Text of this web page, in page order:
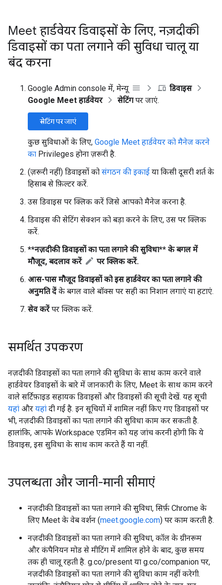
Meet हार्डवेयर डिवाइसों के लिए, नज़दीकी
डिवाइसों का पता लगाने की सुविधा चालू या
बंद करना
Google Admin console में, मेन्यू
डिवाइस
Google Meet हार्डवेयर
सेटिंगपर जाएं.
सेटिंग पर जाएं
कुछ सुविधाओं के लिए, Google Meet हार्डवेयर को मैनेज करने
का Privileges होना ज़रूरी है.
(ज़रूरी नहीं) डिवाइसों को संगठन की इकाई या किसी दूसरी शर्त के
हिसाब से फ़िल्टर करें.
उस डिवाइस पर क्लिक करें जिसे आपको मैनेज करना है.
डिवाइस की सेटिंग सेक्शन को बड़ा करने के लिए, उस पर क्लिक
करें.
**नज़दीकी डिवाइसों का पता लगाने की सुविधा** के बगल में
मौजूद, बदलाव करें
पर क्लिक करें.
आस-पास मौजूद डिवाइसों को इस हार्डवेयर का पता लगाने की
अनुमति देंके बगल वाले बॉक्स पर सही का निशान लगाएं या हटाएं.
सेव करेंपर क्लिक करें.
समर्थित उपकरण
नज़दीकी डिवाइसों का पता लगाने की सुविधा के साथ काम करने वाले
हार्डवेयर डिवाइसों के बारे में जानकारी के लिए, Meet के साथ काम करने
वाले सर्टिफ़ाइड सहायक डिवाइसों और डिवाइसों की सूची देखें. यह सूची
यहां और यहां दी गई है. इन सूचियों में शामिल नहीं किए गए डिवाइसों पर
भी, नज़दीकी डिवाइसों का पता लगाने की सुविधा काम कर सकती है.
हालांकि, आपके Workspace एडमिन को यह जांच करनी होगी कि ये
डिवाइस, इस सुविधा के साथ काम करते हैं या नहीं.
उपलब्धता और जानी-मानी सीमाएं
नज़दीकी डिवाइसों का पता लगाने की सुविधा, सिर्फ़ Chrome के
लिए Meet के वेब वर्शन (meet.google.com) पर काम करती है.
नज़दीकी डिवाइसों का पता लगाने की सुविधा, कॉल के ग्रीनरूम
और कंपैनियन मोड से मीटिंग में शामिल होने के बाद, कुछ समय
तक ही चालू रहती है. g.co/present या g.co/companion पर,
नज़दीकी डिवाइसों का पता लगाने की सुविधा काम नहीं करेगी.